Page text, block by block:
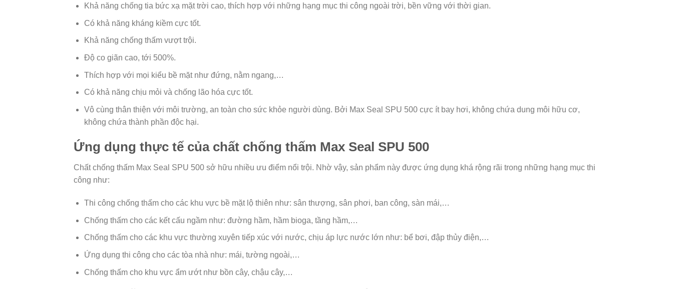
Khả năng chống tia bức xạ mặt trời cao, thích hợp với những hạng mục thi công ngoài trời, bền vững với thời gian.
Có khả năng kháng kiềm cực tốt.
Khả năng chống thấm vượt trội.
Độ co giãn cao, tới 500%.
Thích hợp với mọi kiểu bề mặt như đứng, nằm ngang,…
Có khả năng chịu mỏi và chống lão hóa cực tốt.
Vô cùng thân thiện với môi trường, an toàn cho sức khỏe người dùng. Bởi Max Seal SPU 500 cực ít bay hơi, không chứa dung môi hữu cơ,
không chứa thành phần độc hại.
Ứng dụng thực tế của chất chống thấm Max Seal SPU 500
Chất chống thấm Max Seal SPU 500 sở hữu nhiều ưu điểm nổi trội. Nhờ vậy, sản phẩm này được ứng dụng khá rộng rãi trong những hạng mục thi
công như:
Thi công chống thấm cho các khu vực bề mặt lộ thiên như: sân thượng, sân phơi, ban công, sàn mái,…
Chống thấm cho các kết cấu ngầm như: đường hầm, hầm bioga, tầng hầm,…
Chống thấm cho các khu vực thường xuyên tiếp xúc với nước, chịu áp lực nước lớn như: bể bơi, đập thủy điện,…
Ứng dụng thi công cho các tòa nhà như: mái, tường ngoài,…
Chống thấm cho khu vực ẩm ướt như bồn cây, chậu cây,…